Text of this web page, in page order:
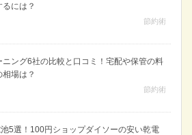
には？
節約術
ニング6社の比較と口コミ！宅配や保管の料
場は？
節約術
5選！100円ショップダイソーの安い乾電